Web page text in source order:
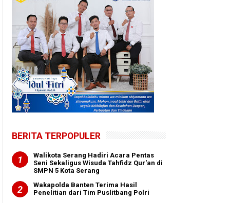
BERITA TERPOPULER
Walikota Serang Hadiri Acara Pentas
Seni Sekaligus Wisuda Tahfidz Qur'an di
SMPN 5 Kota Serang
Wakapolda Banten Terima Hasil
Penelitian dari Tim Puslitbang Polri